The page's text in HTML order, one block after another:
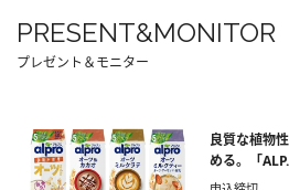
PRESENT&MONITOR
プレゼント＆モニター
良質な植物
める。「